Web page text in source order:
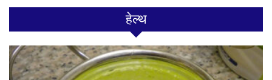
हेल्थ